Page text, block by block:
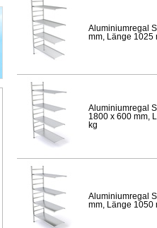
Aluminiumregal
mm, Länge 1025
Aluminiumregal
1800 x 600 mm,
kg
Aluminiumregal
mm, Länge 1050